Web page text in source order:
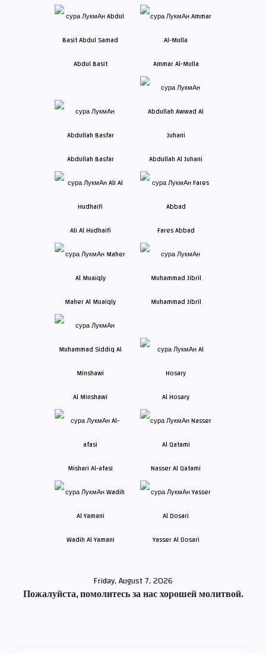
Abdul Basit Ammar Al-Mulla
Abdullah Basfar Abdullah Al Juhani
Ali Al Hudhaifi Fares Abbad
Maher Al Muaiqly Muhammad Jibril
Al Minshawi Al Hosary
Mishari Al-afasi Nasser Al Qatami
Wadih Al Yamani Yasser Al Dosari
Friday, August 7, 2026
Пожалуйста, помолитесь за нас хорошей молитвой.